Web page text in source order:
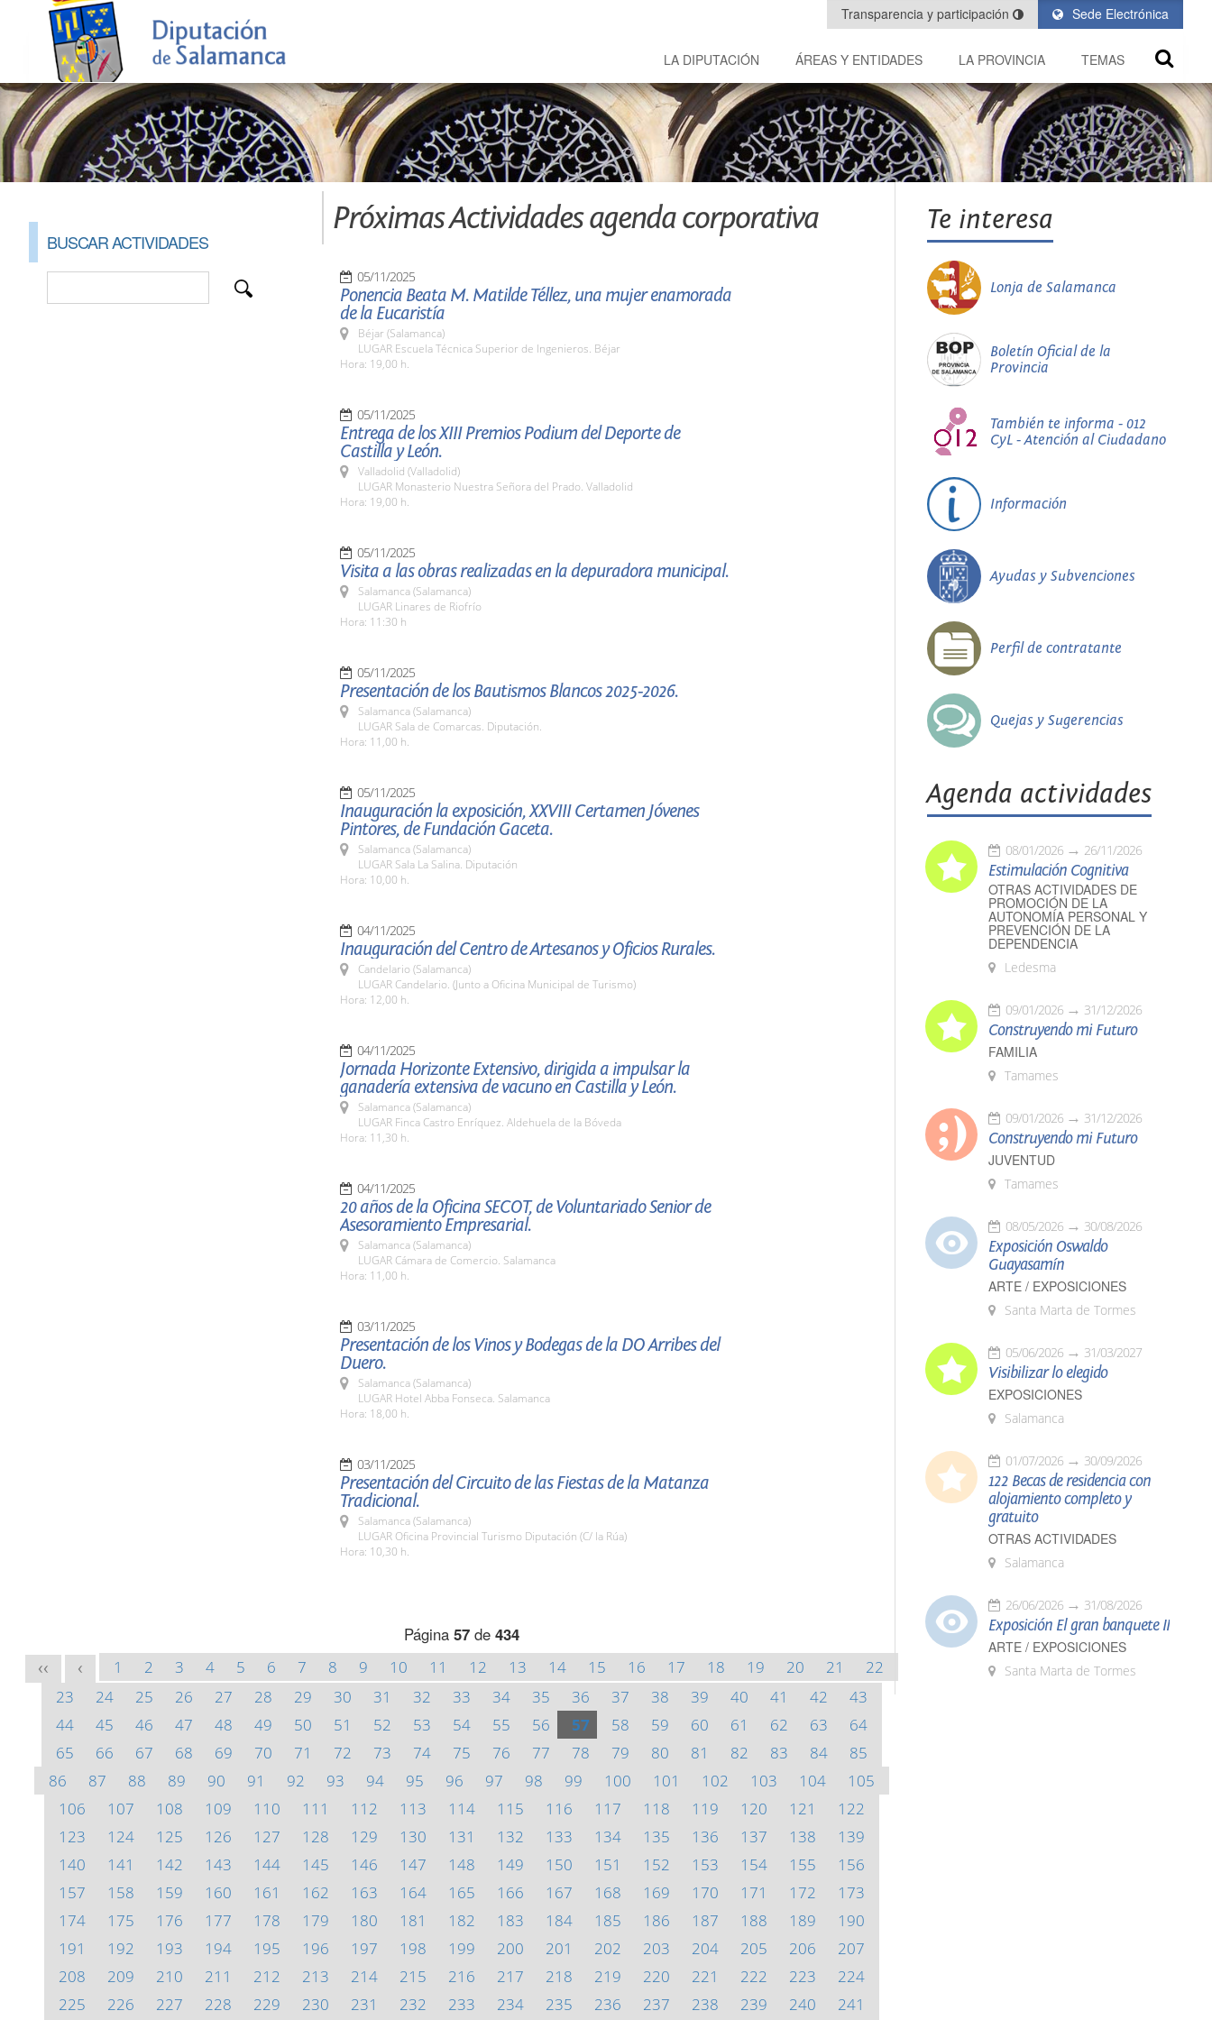
Sede Electrónica
Transparencia y participación
LA DIPUTACIÓN ÁREAS Y ENTIDADES LA PROVINCIA TEMAS
BUSCAR ACTIVIDADES
Próximas Actividades agenda corporativa
05/11/2025
Ponencia Beata M. Matilde Téllez, una mujer enamorada
de la Eucaristía
Béjar (Salamanca)
LUGAR Escuela Técnica Superior de Ingenieros. Béjar
Hora: 19,00 h.
05/11/2025
Entrega de los XIII Premios Podium del Deporte de
Castilla y León.
Valladolid (Valladolid)
LUGAR Monasterio Nuestra Señora del Prado. Valladolid
Hora: 19,00 h.
05/11/2025
Visita a las obras realizadas en la depuradora municipal.
Salamanca (Salamanca)
LUGAR Linares de Riofrío
Hora: 11:30 h
05/11/2025
Presentación de los Bautismos Blancos 2025-2026.
Salamanca (Salamanca)
LUGAR Sala de Comarcas. Diputación.
Hora: 11,00 h.
05/11/2025
Inauguración la exposición, XXVIII Certamen Jóvenes
Pintores, de Fundación Gaceta.
Salamanca (Salamanca)
LUGAR Sala La Salina. Diputación
Hora: 10,00 h.
04/11/2025
Inauguración del Centro de Artesanos y Oficios Rurales.
Candelario (Salamanca)
LUGAR Candelario. (Junto a Oficina Municipal de Turismo)
Hora: 12,00 h.
04/11/2025
Jornada Horizonte Extensivo, dirigida a impulsar la
ganadería extensiva de vacuno en Castilla y León.
Salamanca (Salamanca)
LUGAR Finca Castro Enríquez. Aldehuela de la Bóveda
Hora: 11,30 h.
04/11/2025
20 años de la Oficina SECOT, de Voluntariado Senior de
Asesoramiento Empresarial.
Salamanca (Salamanca)
LUGAR Cámara de Comercio. Salamanca
Hora: 11,00 h.
03/11/2025
Presentación de los Vinos y Bodegas de la DO Arribes del
Duero.
Salamanca (Salamanca)
LUGAR Hotel Abba Fonseca. Salamanca
Hora: 18,00 h.
03/11/2025
Presentación del Circuito de las Fiestas de la Matanza
Tradicional.
Salamanca (Salamanca)
LUGAR Oficina Provincial Turismo Diputación (C/ la Rúa)
Hora: 10,30 h.
Página 57 de 434
<< < 1 2 3 4 5 6 7 8 9 10 11 12 13 14 15 16 17 18 19 20 21
22
23
24 25 26 27 28 29 30 31 32 33 34 35 36 37 38 39 40 41 42
43
44
45 46 47 48 49 50 51 52 53 54 55 56 57 58 59 60 61 62 63
64
65
66 67 68 69 70 71 72 73 74 75 76 77 78 79 80 81 82 83 84
85
86
87 88 89 90 91 92 93 94 95 96 97 98 99 100 101 102 103 104
105
106
107 108 109 110 111 112 113 114 115 116 117 118 119 120 121
122
123
124 125 126 127 128 129 130 131 132 133 134 135 136 137 138
139
140
141 142 143 144 145 146 147 148 149 150 151 152 153 154 155
156
157
158 159 160 161 162 163 164 165 166 167 168 169 170 171 172
173
174
175 176 177 178 179 180 181 182 183 184 185 186 187 188 189
190
191
192 193 194 195 196 197 198 199 200 201 202 203 204 205 206
207
208
209 210 211 212 213 214 215 216 217 218 219 220 221 222 223
224
225
226 227 228 229 230 231 232 233 234 235 236 237 238 239 240 241
Te interesa
Lonja de Salamanca
Boletín Oficial de la
Provincia
También te informa - 012
CyL - Atención al Ciudadano
Información
Ayudas y Subvenciones
Perfil de contratante
Quejas y Sugerencias
Agenda actividades
08/01/2026 26/11/2026
Estimulación Cognitiva
OTRAS ACTIVIDADES DE
PROMOCIÓN DE LA
AUTONOMÍA PERSONAL Y
PREVENCIÓN DE LA
DEPENDENCIA
Ledesma
09/01/2026 31/12/2026
Construyendo mi Futuro
FAMILIA
Tamames
09/01/2026 31/12/2026
Construyendo mi Futuro
JUVENTUD
Tamames
08/05/2026 30/08/2026
Exposición Oswaldo
Guayasamín
ARTE / EXPOSICIONES
Santa Marta de Tormes
05/06/2026 31/03/2027
Visibilizar lo elegido
EXPOSICIONES
Salamanca
01/07/2026 30/09/2026
122 Becas de residencia con
alojamiento completo y
gratuito
OTRAS ACTIVIDADES
Salamanca
26/06/2026 31/08/2026
Exposición El gran banquete II
ARTE / EXPOSICIONES
Santa Marta de Tormes